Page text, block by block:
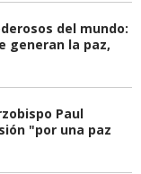
del mundo:
generan la paz,
Paul
"por una paz